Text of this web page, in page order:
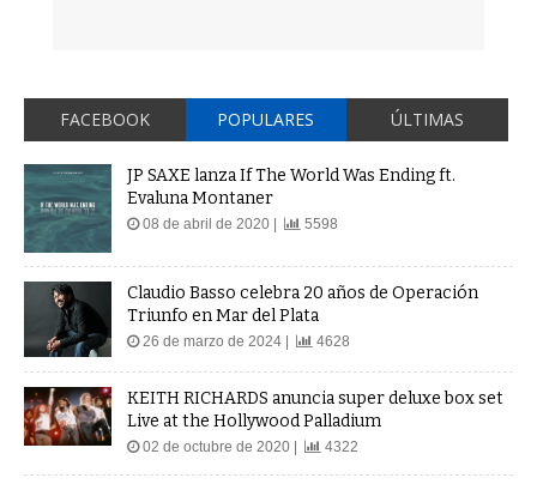
FACEBOOK POPULARES ÚLTIMAS
JP SAXE lanza If The World Was Ending ft.
Evaluna Montaner
08 de abril de 2020 | 5598
Claudio Basso celebra 20 años de Operación
Triunfo en Mar del Plata
26 de marzo de 2024 | 4628
KEITH RICHARDS anuncia super deluxe box set
Live at the Hollywood Palladium
02 de octubre de 2020 | 4322